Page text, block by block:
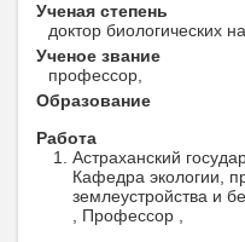
Ученая степень
доктор биологических
Ученое звание
профессор,
Образование
Работа
Астраханский
Кафедра экологии,
землеустройства и
, Профессор ,